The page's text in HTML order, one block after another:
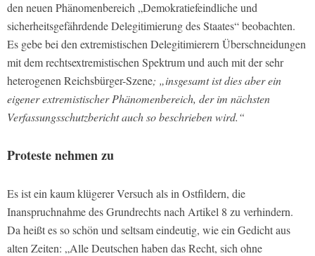
den neuen Phänomenbereich „Demokratiefeindliche und
sicherheitsgefährdende Delegitimierung des Staates“ beobachten.
Es gebe bei den extremistischen Delegitimierern Überschneidungen
mit dem rechtsextremistischen Spektrum und auch mit der sehr
heterogenen Reichsbürger-Szene; „insgesamt ist dies aber ein
eigener extremistischer Phänomenbereich, der im nächsten
Verfassungsschutzbericht auch so beschrieben wird.“
Proteste nehmen zu
Es ist ein kaum klügerer Versuch als in Ostfildern, die
Inanspruchnahme des Grundrechts nach Artikel 8 zu verhindern.
Da heißt es so schön und seltsam eindeutig, wie ein Gedicht aus
alten Zeiten: „Alle Deutschen haben das Recht, sich ohne